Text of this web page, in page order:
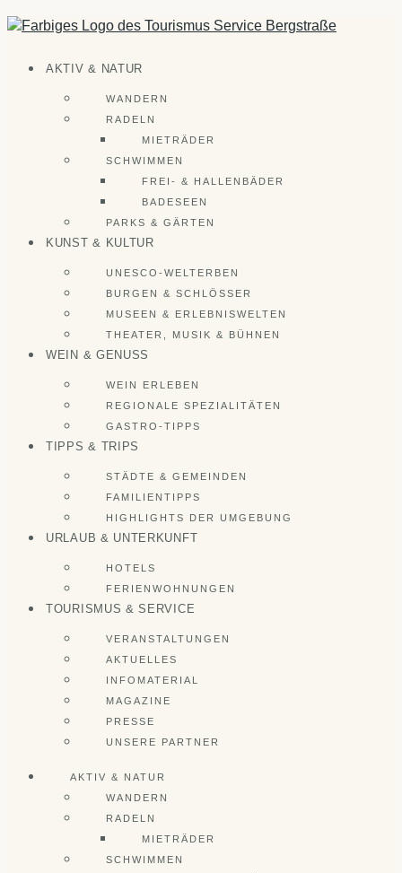
Zum
Inhalt
AKTIV & NATUR
WANDERN
RADELN
MIETRÄDER
SCHWIMMEN
FREI- & HALLENBÄDER
BADESEEN
PARKS & GÄRTEN
KUNST & KULTUR
UNESCO-WELTERBEN
BURGEN & SCHLÖSSER
MUSEEN & ERLEBNISWELTEN
THEATER, MUSIK & BÜHNEN
WEIN & GENUSS
WEIN ERLEBEN
REGIONALE SPEZIALITÄTEN
GASTRO-TIPPS
TIPPS & TRIPS
STÄDTE & GEMEINDEN
FAMILIENTIPPS
HIGHLIGHTS DER UMGEBUNG
URLAUB & UNTERKUNFT
HOTELS
FERIENWOHNUNGEN
TOURISMUS & SERVICE
VERANSTALTUNGEN
AKTUELLES
INFOMATERIAL
MAGAZINE
PRESSE
UNSERE PARTNER
AKTIV & NATUR
WANDERN
RADELN
MIETRÄDER
SCHWIMMEN